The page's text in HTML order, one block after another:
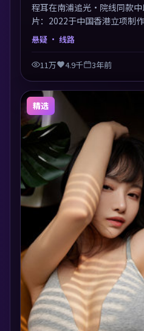
程耳在南浦追光·院线同款
片：2022于中国香港立项制
交汇于终局，真相与救赎并行
迷。摄影与配乐高度统一，城
像。
悬疑 · 线路
11万 4.9千 3年前
精选